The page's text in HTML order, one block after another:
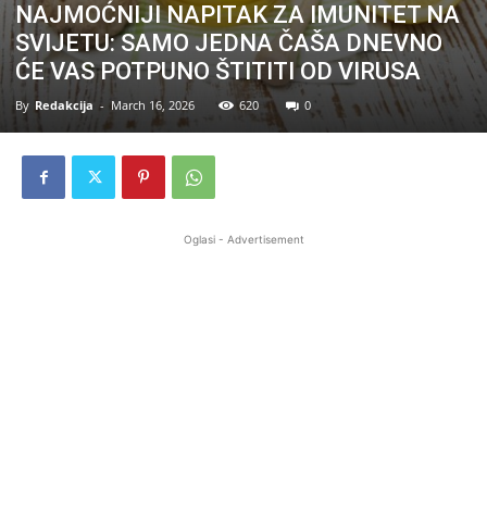
NAJMOĆNIJI NAPITAK ZA IMUNITET NA
SVIJETU: SAMO JEDNA ČAŠA DNEVNO
ĆE VAS POTPUNO ŠTITITI OD VIRUSA
By Redakcija - March 16, 2026 620 0
Oglasi - Advertisement